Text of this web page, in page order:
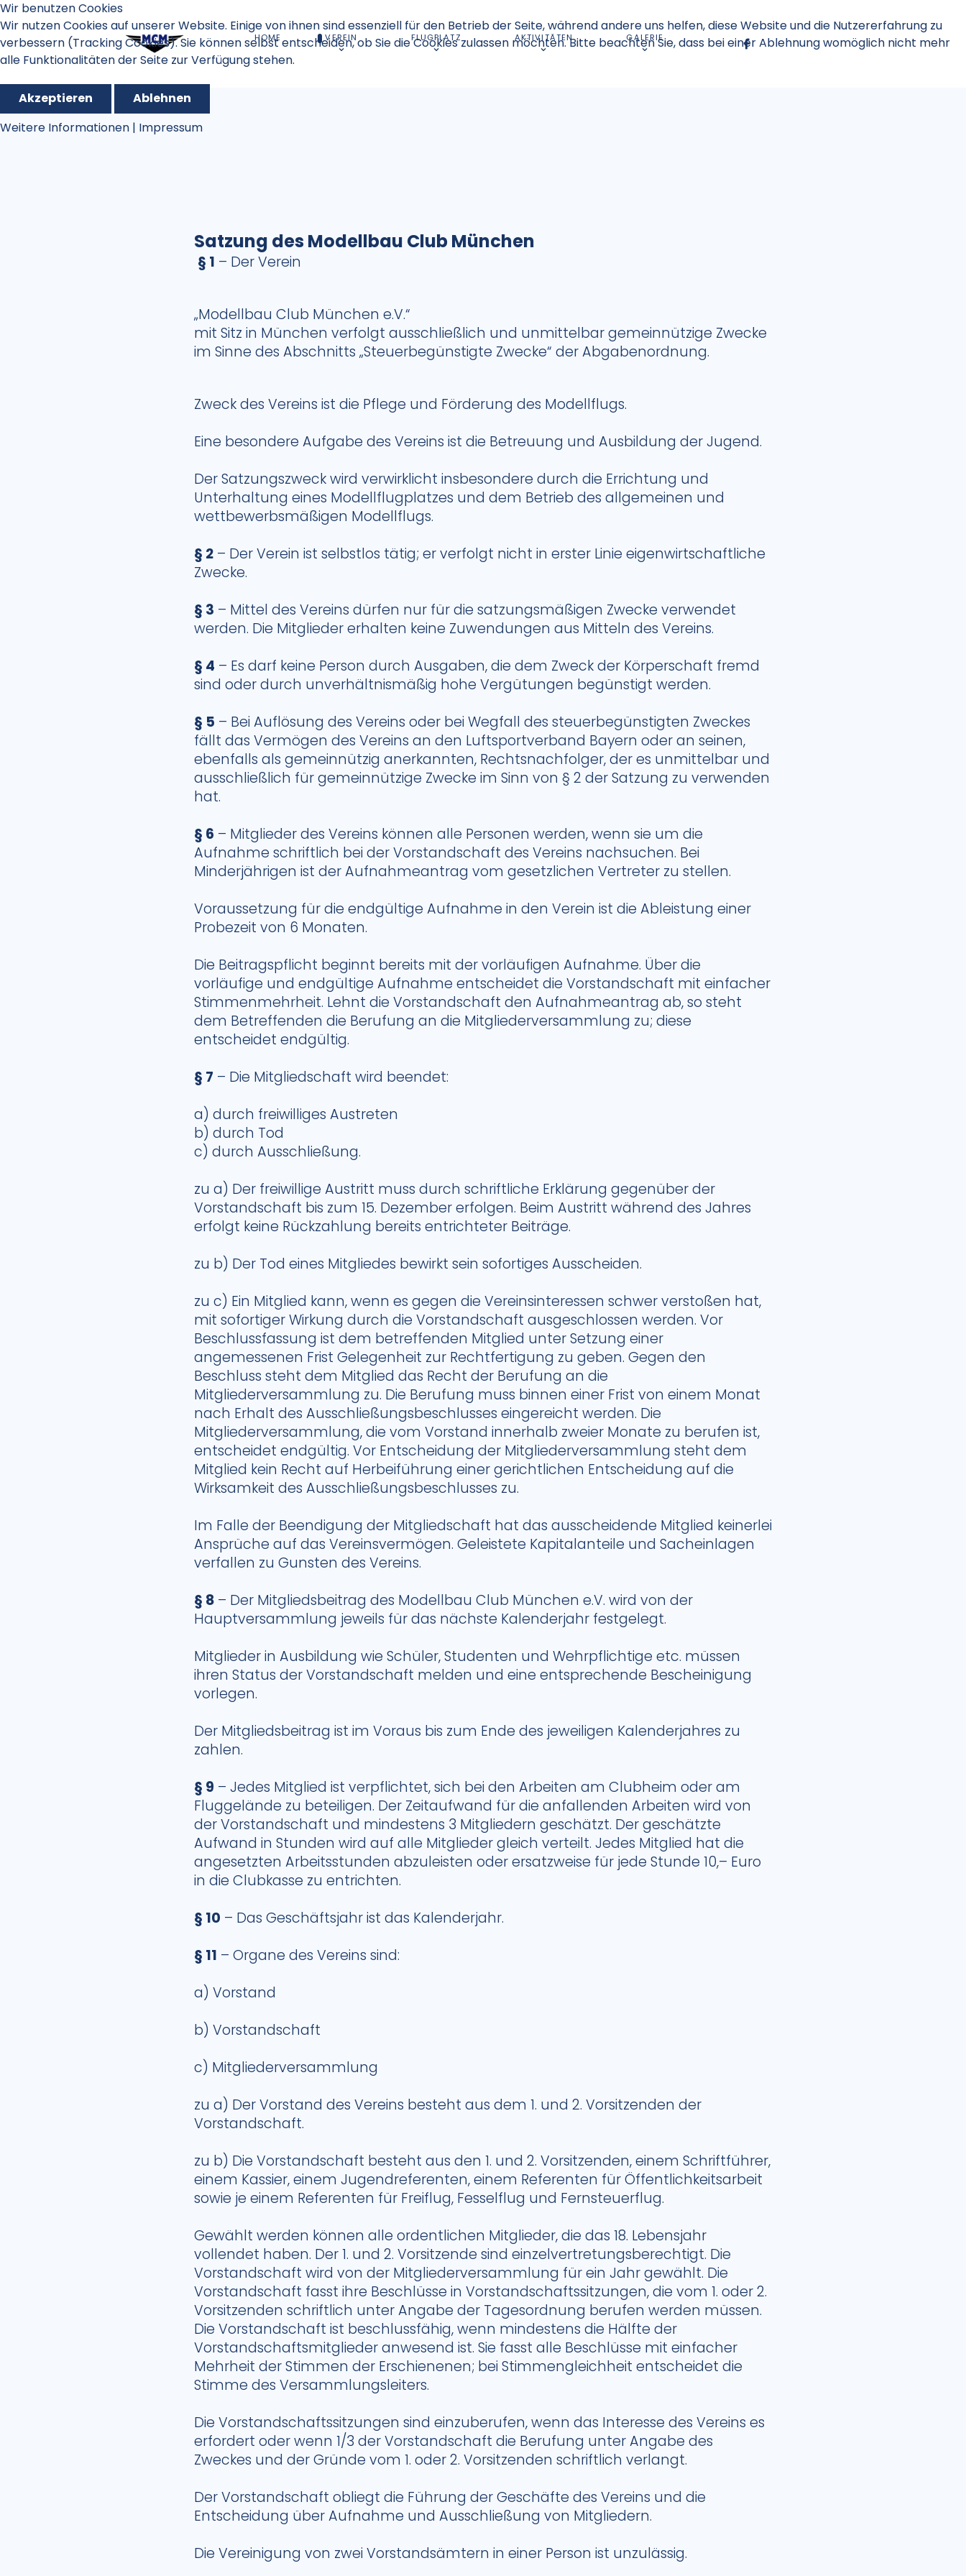
HOME VEREIN FLUGPLATZ AKTIVITÄTEN GALERIE
Satzung des Modellbau Club München
§ 1 – Der Verein
„Modellbau Club München e.V.“
mit Sitz in München verfolgt ausschließlich und unmittelbar gemeinnützige Zwecke
im Sinne des Abschnitts „Steuerbegünstigte Zwecke“ der Abgabenordnung.
Zweck des Vereins ist die Pflege und Förderung des Modellflugs.
Eine besondere Aufgabe des Vereins ist die Betreuung und Ausbildung der Jugend.
Der Satzungszweck wird verwirklicht insbesondere durch die Errichtung und
Unterhaltung eines Modellflugplatzes und dem Betrieb des allgemeinen und
wettbewerbsmäßigen Modellflugs.
§ 2– Der Verein ist selbstlos tätig; er verfolgt nicht in erster Linie eigenwirtschaftliche
Zwecke.
§ 3 – Mittel des Vereins dürfen nur für die satzungsmäßigen Zwecke verwendet
werden. Die Mitglieder erhalten keine Zuwendungen aus Mitteln des Vereins.
§ 4 – Es darf keine Person durch Ausgaben, die dem Zweck der Körperschaft fremd
sind oder durch unverhältnismäßig hohe Vergütungen begünstigt werden.
§ 5 – Bei Auflösung des Vereins oder bei Wegfall des steuerbegünstigten Zweckes
fällt das Vermögen des Vereins an den Luftsportverband Bayern oder an seinen,
ebenfalls als gemeinnützig anerkannten, Rechtsnachfolger, der es unmittelbar und
ausschließlich für gemeinnützige Zwecke im Sinn von § 2 der Satzung zu verwenden
hat.
§ 6 – Mitglieder des Vereins können alle Personen werden, wenn sie um die
Aufnahme schriftlich bei der Vorstandschaft des Vereins nachsuchen. Bei
Minderjährigen ist der Aufnahmeantrag vom gesetzlichen Vertreter zu stellen.
Voraussetzung für die endgültige Aufnahme in den Verein ist die Ableistung einer
Probezeit von 6 Monaten.
Die Beitragspflicht beginnt bereits mit der vorläufigen Aufnahme. Über die
vorläufige und endgültige Aufnahme entscheidet die Vorstandschaft mit einfacher
Stimmenmehrheit. Lehnt die Vorstandschaft den Aufnahmeantrag ab, so steht
dem Betreffenden die Berufung an die Mitgliederversammlung zu; diese
entscheidet endgültig.
§ 7 – Die Mitgliedschaft wird beendet:
a) durch freiwilliges Austreten
b) durch Tod
c) durch Ausschließung.
zu a) Der freiwillige Austritt muss durch schriftliche Erklärung gegenüber der
Vorstandschaft bis zum 15. Dezember erfolgen. Beim Austritt während des Jahres
erfolgt keine Rückzahlung bereits entrichteter Beiträge.
zu b) Der Tod eines Mitgliedes bewirkt sein sofortiges Ausscheiden.
zu c) Ein Mitglied kann, wenn es gegen die Vereinsinteressen schwer verstoßen hat,
mit sofortiger Wirkung durch die Vorstandschaft ausgeschlossen werden. Vor
Beschlussfassung ist dem betreffenden Mitglied unter Setzung einer
angemessenen Frist Gelegenheit zur Rechtfertigung zu geben. Gegen den
Beschluss steht dem Mitglied das Recht der Berufung an die
Mitgliederversammlung zu. Die Berufung muss binnen einer Frist von einem Monat
nach Erhalt des Ausschließungsbeschlusses eingereicht werden. Die
Mitgliederversammlung, die vom Vorstand innerhalb zweier Monate zu berufen ist,
entscheidet endgültig. Vor Entscheidung der Mitgliederversammlung steht dem
Mitglied kein Recht auf Herbeiführung einer gerichtlichen Entscheidung auf die
Wirksamkeit des Ausschließungsbeschlusses zu.
Im Falle der Beendigung der Mitgliedschaft hat das ausscheidende Mitglied keinerlei
Ansprüche auf das Vereinsvermögen. Geleistete Kapitalanteile und Sacheinlagen
verfallen zu Gunsten des Vereins.
§ 8– Der Mitgliedsbeitrag des Modellbau Club München e.V. wird von der
Hauptversammlung jeweils für das nächste Kalenderjahr festgelegt.
Mitglieder in Ausbildung wie Schüler, Studenten und Wehrpflichtige etc. müssen
ihren Status der Vorstandschaft melden und eine entsprechende Bescheinigung
vorlegen.
Der Mitgliedsbeitrag ist im Voraus bis zum Ende des jeweiligen Kalenderjahres zu
zahlen.
§ 9 – Jedes Mitglied ist verpflichtet, sich bei den Arbeiten am Clubheim oder am
Fluggelände zu beteiligen. Der Zeitaufwand für die anfallenden Arbeiten wird von
der Vorstandschaft und mindestens 3 Mitgliedern geschätzt. Der geschätzte
Aufwand in Stunden wird auf alle Mitglieder gleich verteilt. Jedes Mitglied hat die
angesetzten Arbeitsstunden abzuleisten oder ersatzweise für jede Stunde 10,– Euro
in die Clubkasse zu entrichten.
§ 10 – Das Geschäftsjahr ist das Kalenderjahr.
§ 11 – Organe des Vereins sind:
a) Vorstand
b) Vorstandschaft
c) Mitgliederversammlung
zu a) Der Vorstand des Vereins besteht aus dem 1. und 2. Vorsitzenden der
Vorstandschaft.
zu b) Die Vorstandschaft besteht aus den 1. und 2. Vorsitzenden, einem Schriftführer,
einem Kassier, einem Jugendreferenten, einem Referenten für Öffentlichkeitsarbeit
sowie je einem Referenten für Freiflug, Fesselflug und Fernsteuerflug.
Gewählt werden können alle ordentlichen Mitglieder, die das 18. Lebensjahr
vollendet haben. Der 1. und 2. Vorsitzende sind einzelvertretungsberechtigt. Die
Vorstandschaft wird von der Mitgliederversammlung für ein Jahr gewählt. Die
Vorstandschaft fasst ihre Beschlüsse in Vorstandschaftssitzungen, die vom 1. oder 2.
Vorsitzenden schriftlich unter Angabe der Tagesordnung berufen werden müssen.
Die Vorstandschaft ist beschlussfähig, wenn mindestens die Hälfte der
Vorstandschaftsmitglieder anwesend ist. Sie fasst alle Beschlüsse mit einfacher
Mehrheit der Stimmen der Erschienenen; bei Stimmengleichheit entscheidet die
Stimme des Versammlungsleiters.
Die Vorstandschaftssitzungen sind einzuberufen, wenn das Interesse des Vereins es
erfordert oder wenn 1/3 der Vorstandschaft die Berufung unter Angabe des
Zweckes und der Gründe vom 1. oder 2. Vorsitzenden schriftlich verlangt.
Der Vorstandschaft obliegt die Führung der Geschäfte des Vereins und die
Entscheidung über Aufnahme und Ausschließung von Mitgliedern.
Die Vereinigung von zwei Vorstandsämtern in einer Person ist unzulässig.
Wir benutzen Cookies
Wir nutzen Cookies auf unserer Website. Einige von ihnen sind essenziell für den Betrieb der Seite, während andere uns helfen, diese Website und die Nutzererfahrung zu
verbessern (Tracking Cookies). Sie können selbst entscheiden, ob Sie die Cookies zulassen möchten. Bitte beachten Sie, dass bei einer Ablehnung womöglich nicht mehr
alle Funktionalitäten der Seite zur Verfügung stehen.
Akzeptieren
Ablehnen
Weitere Informationen | Impressum